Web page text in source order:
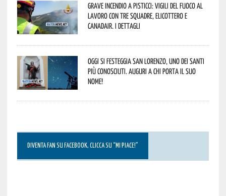
Grave incendio a Pisticci: Vigili del Fuoco al
lavoro con tre squadre, elicottero e
Canadair. I dettagli
Oggi si festeggia San Lorenzo, uno dei Santi
più conosciuti. Auguri a chi porta il suo
nome!
DIVENTA FAN SU FACEBOOK, CLICCA SU “MI PIACE!”